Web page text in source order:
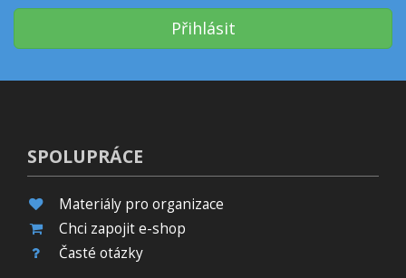
Přihlásit
SPOLUPRÁCE
Materiály pro organizace
Chci zapojit e-shop
Časté otázky